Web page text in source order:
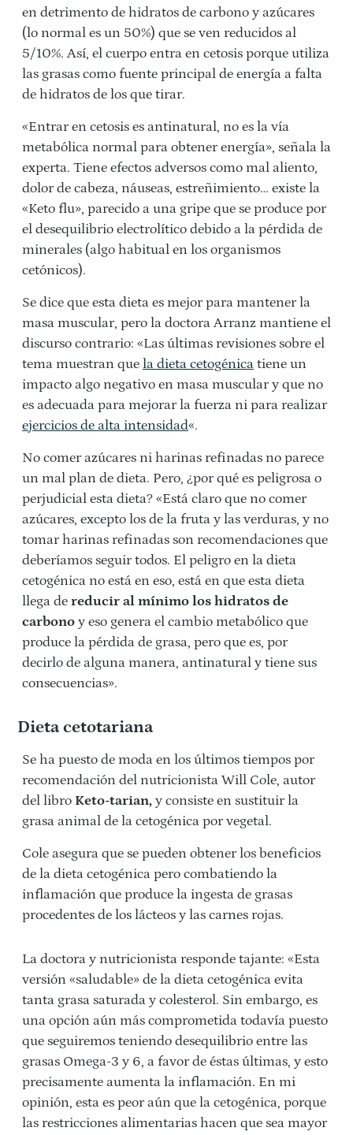
en detrimento de hidratos de carbono y azúcares
(lo normal es un 50%) que se ven reducidos al
5/10%. Así, el cuerpo entra en cetosis porque utiliza
las grasas como fuente principal de energía a falta
de hidratos de los que tirar.
«Entrar en cetosis es antinatural, no es la vía
metabólica normal para obtener energía», señala la
experta. Tiene efectos adversos como mal aliento,
dolor de cabeza, náuseas, estreñimiento… existe la
«Keto flu», parecido a una gripe que se produce por
el desequilibrio electrolítico debido a la pérdida de
minerales (algo habitual en los organismos
cetónicos).
Se dice que esta dieta es mejor para mantener la
masa muscular, pero la doctora Arranz mantiene el
discurso contrario: «Las últimas revisiones sobre el
tema muestran que la dieta cetogénica tiene un
impacto algo negativo en masa muscular y que no
es adecuada para mejorar la fuerza ni para realizar
ejercicios de alta intensidad«.
No comer azúcares ni harinas refinadas no parece
un mal plan de dieta. Pero, ¿por qué es peligrosa o
perjudicial esta dieta? «Está claro que no comer
azúcares, excepto los de la fruta y las verduras, y no
tomar harinas refinadas son recomendaciones que
deberíamos seguir todos. El peligro en la dieta
cetogénica no está en eso, está en que esta dieta
llega de reducir al mínimo los hidratos de
carbono y eso genera el cambio metabólico que
produce la pérdida de grasa, pero que es, por
decirlo de alguna manera, antinatural y tiene sus
consecuencias».
Dieta cetotariana
Se ha puesto de moda en los últimos tiempos por
recomendación del nutricionista Will Cole, autor
del libro Keto-tarian, y consiste en sustituir la
grasa animal de la cetogénica por vegetal.
Cole asegura que se pueden obtener los beneficios
de la dieta cetogénica pero combatiendo la
inflamación que produce la ingesta de grasas
procedentes de los lácteos y las carnes rojas.
La doctora y nutricionista responde tajante: «Esta
versión «saludable» de la dieta cetogénica evita
tanta grasa saturada y colesterol. Sin embargo, es
una opción aún más comprometida todavía puesto
que seguiremos teniendo desequilibrio entre las
grasas Omega-3 y 6, a favor de éstas últimas, y esto
precisamente aumenta la inflamación. En mi
opinión, esta es peor aún que la cetogénica, porque
las restricciones alimentarias hacen que sea mayor